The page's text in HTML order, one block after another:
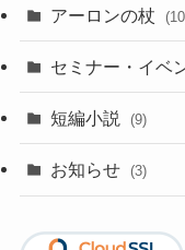
アーロンの杖
セミナー・イベ
短編小説 (9)
お知らせ (3)